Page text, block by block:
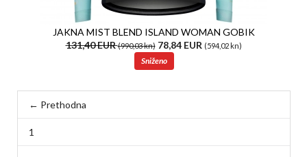
JAKNA MIST BLEND ISLAND WOMAN GOBIK
131,40 EUR(990,03 kn)78,84 EUR (594,02 kn)
Sniženo
← Prethodna
1